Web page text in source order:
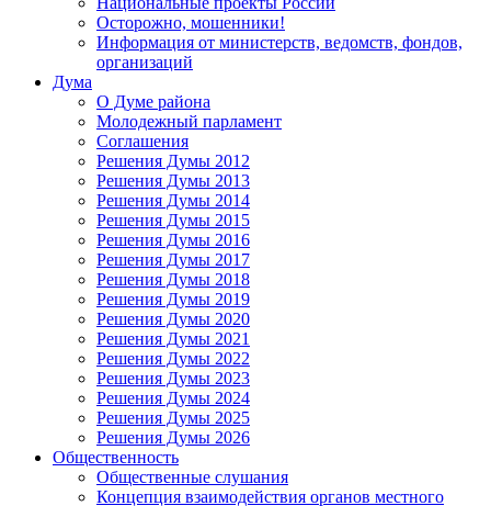
Осторожно, мошенники!
Информация от министерств, ведомств, фондов,
организаций
Дума
О Думе района
Молодежный парламент
Соглашения
Решения Думы 2012
Решения Думы 2013
Решения Думы 2014
Решения Думы 2015
Решения Думы 2016
Решения Думы 2017
Решения Думы 2018
Решения Думы 2019
Решения Думы 2020
Решения Думы 2021
Решения Думы 2022
Решения Думы 2023
Решения Думы 2024
Решения Думы 2025
Решения Думы 2026
Общественность
Общественные слушания
Концепция взаимодействия органов местного